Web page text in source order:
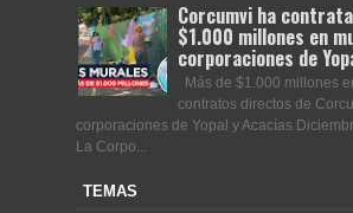
Corcumvi ha
$1.000 millones en
corporaciones de
Más de $1.000 millones
contratos directos de
corporaciones de Yopal y Acacías
La Corpo...
TEMAS